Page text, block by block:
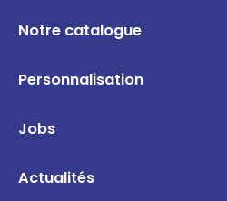
Notre catalogue
Personnalisation
Jobs
Actualités